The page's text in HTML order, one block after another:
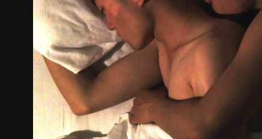
預告 劇照 推薦影片 劇情介紹